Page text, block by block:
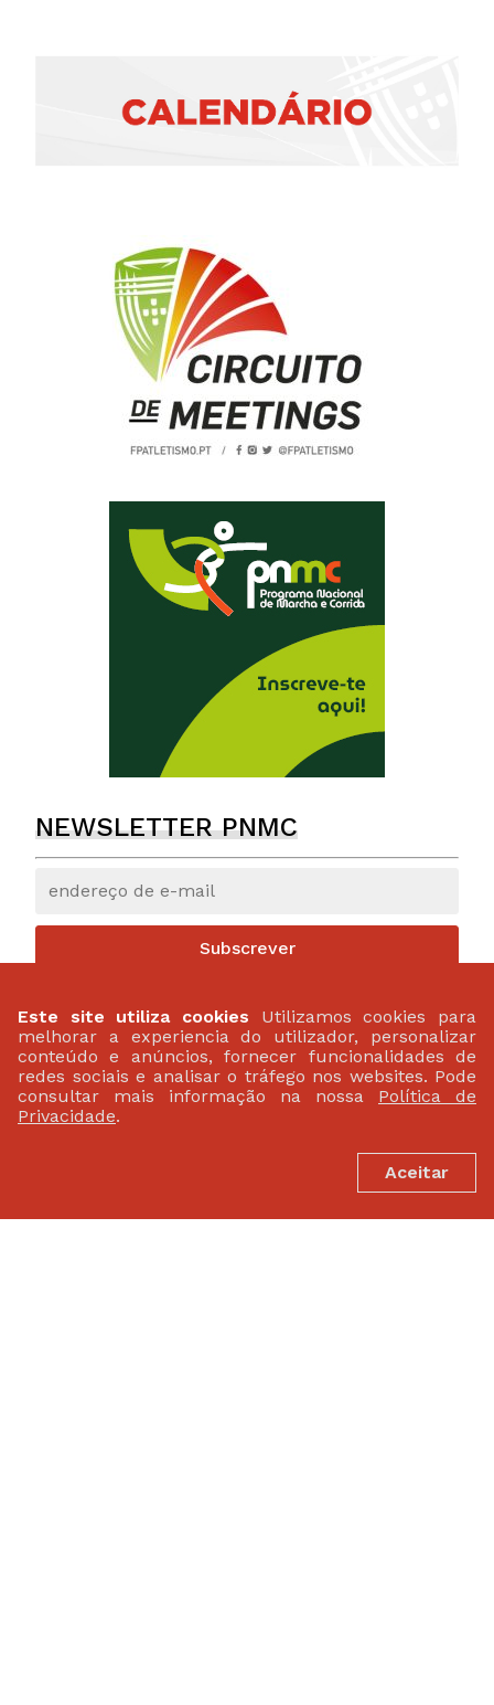
NEWSLETTER PNMC
Subscrever
Este site utiliza cookies Utilizamos cookies para
melhorar a experiencia do utilizador, personalizar
conteúdo e anúncios, fornecer funcionalidades de
redes sociais e analisar o tráfego nos websites. Pode
consultar mais informação na nossa Política de
Privacidade.
Aceitar